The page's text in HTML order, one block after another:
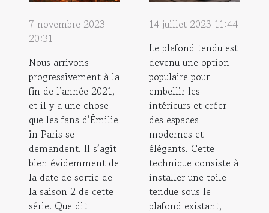
7 novembre 2023
20:31
Nous arrivons
progressivement à la
fin de l’année 2021,
et il y a une chose
que les fans d’Émilie
in Paris se
demandent. Il s’agit
bien évidemment de
la date de sortie de
la saison 2 de cette
série. Que dit
14 juillet 2023 11:44
Le plafond tendu est
devenu une option
populaire pour
embellir les
intérieurs et créer
des espaces
modernes et
élégants. Cette
technique consiste à
installer une toile
tendue sous le
plafond existant,